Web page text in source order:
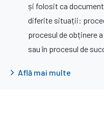
și folosit ca
diferite situații:
procesul de obținere
sau în procesul de
Află mai multe